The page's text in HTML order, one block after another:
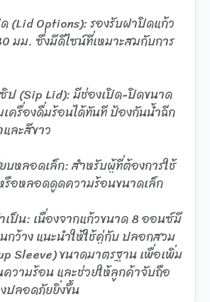
(Lid Options): รองรับฝาปิดแก้ว
มม. ซึ่งมีดีไซน์ที่เหมาะสมกับการ
ป (Sip Lid): มีช่องเปิด-ปิดขนาด
ครื่องดื่มร้อนได้ทันที ป้องกันน้ำฉีก
ละสีขาว
บหลอดเล็ก: สำหรับผู้ที่ต้องการใช้
อหลอดดูดความร้อนขนาดเล็ก
ป็น: เนื่องจากแก้วขนาด 8 ออนซ์มี
ว้าง แนะนำให้ใช้คู่กับ ปลอกสวม
Sleeve) ขนาดมาตรฐาน เพื่อเพิ่ม
ความร้อน และช่วยให้ลูกค้าจับถือ
ปลอดภัยยิ่งขึ้น